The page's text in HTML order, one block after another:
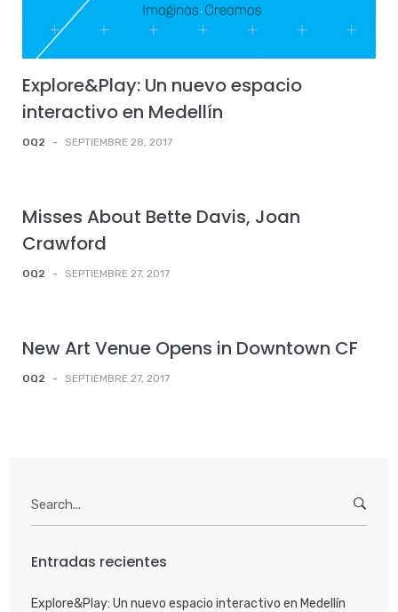
Explore&Play: Un nuevo espacio
interactivo en Medellín
OQ2 - SEPTIEMBRE 28, 2017
Misses About Bette Davis, Joan
Crawford
OQ2 - SEPTIEMBRE 27, 2017
New Art Venue Opens in Downtown CF
OQ2 - SEPTIEMBRE 27, 2017
Entradas recientes
Explore&Play: Un nuevo espacio interactivo en Medellín